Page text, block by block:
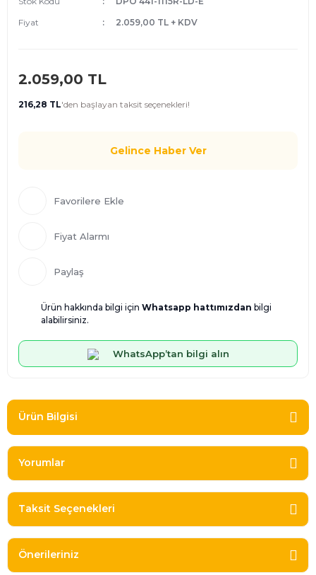
Fiyat
2.059,00 TL + KDV
2.059,00 TL
216,28 TL'den başlayan taksit seçenekleri!
Gelince Haber Ver
Fiyat Alarmı
Paylaş
Ürün hakkında bilgi için Whatsapp hattımızdan bilgi
alabilirsiniz.
WhatsApp’tan bilgi alın
Ürün Bilgisi
Yorumlar
Taksit Seçenekleri
Önerileriniz